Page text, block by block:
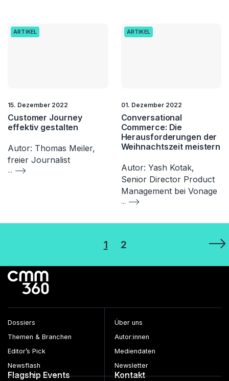
ARTIKEL
15. Dezember 2022
Customer Journey
effektiv gestalten
Autor: Thomas Meiler,
freier Journalist
...
ARTIKEL
01. Dezember 2022
Conversational
Commerce: Die
Herausforderungen der
Weihnachtszeit meistern
Autor: Yash Kotak,
Senior Director Product
Management bei Vonage
...
Seitennummerierung
der
Beiträge
1 2
Dossiers
Themen & Branchen
Editor’s Pick
Newsflash
Über uns
Autor:innen
Mediendaten
Newsletter
Flagship Events Kontakt